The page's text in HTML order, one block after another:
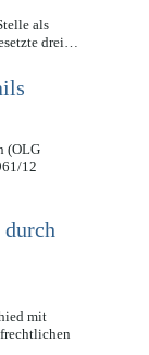
als
(OLG
12
mit